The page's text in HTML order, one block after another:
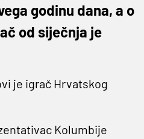
godinu dana, a o
od siječnja je
je igrač Hrvatskog
Kolumbije